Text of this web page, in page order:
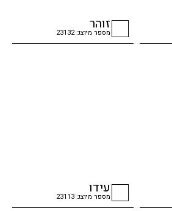
זוהר
מספר מיוצג: 23132
עידו
מספר מיוצג: 23113